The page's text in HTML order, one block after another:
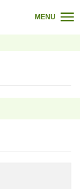
MENU